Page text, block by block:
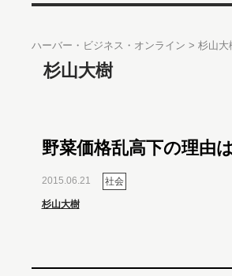
ハーバー・ビジネス・オンライン 杉山大
杉山大樹
野菜価格乱高下の理由
2015.06.21 社会
杉山大樹